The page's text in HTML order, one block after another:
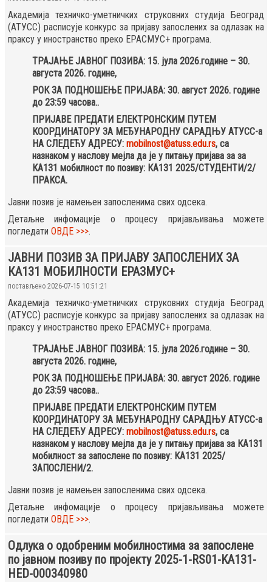
Академија техничко-уметничких струковних студија Београд
(АТУСС) расписује конкурс за пријаву запослених за одлазак на
праксу у иностранство преко ЕРАСМУС+ програма.
ТРАЈАЊЕ ЈАВНОГ ПОЗИВА: 15. јула 2026.године – 30.
августа 2026. године,
РОК ЗА ПОДНОШЕЊЕ ПРИЈАВА: 30. август 2026. године
до 23:59 часова..
ПРИЈАВЕ ПРЕДАТИ ЕЛЕКТРОНСКИМ ПУТЕМ
КООРДИНАТОРУ ЗА МЕЂУНАРОДНУ САРАДЊУ АТУСС-а
НА СЛЕДЕЋУ АДРЕСУ: mobilnost@atuss.edu.rs, са
назнаком у наслову мејла да је у питању пријава за за
КА131 мобилност по позиву: КА131 2025/СТУДЕНТИ/2/
ПРАКСА.
Јавни позив је намењен запосленима свих одсека.
Детаљне инфомације о процесу пријављивања можете
погледати ОВДЕ >>>.
ЈАВНИ ПОЗИВ ЗА ПРИЈАВУ ЗАПОСЛЕНИХ ЗА
КА131 МОБИЛНОСТИ ЕРАЗМУС+
постављено 2026-07-15 10:51:21
Академија техничко-уметничких струковних студија Београд
(АТУСС) расписује конкурс за пријаву запослених за одлазак на
праксу у иностранство преко ЕРАСМУС+ програма.
ТРАЈАЊЕ ЈАВНОГ ПОЗИВА: 15. јула 2026.године – 30.
августа 2026. године,
РОК ЗА ПОДНОШЕЊЕ ПРИЈАВА: 30. август 2026. године
до 23:59 часова..
ПРИЈАВЕ ПРЕДАТИ ЕЛЕКТРОНСКИМ ПУТЕМ
КООРДИНАТОРУ ЗА МЕЂУНАРОДНУ САРАДЊУ АТУСС-а
НА СЛЕДЕЋУ АДРЕСУ: mobilnost@atuss.edu.rs, са
назнаком у наслову мејла да је у питању пријава за КА131
мобилност за запослене по позиву: КА131 2025/
ЗАПОСЛЕНИ/2.
Јавни позив је намењен запосленима свих одсека.
Детаљне инфомације о процесу пријављивања можете
погледати ОВДЕ >>>.
Одлука о одобреним мобилностима за запослене
по јавном позиву по пројекту 2025-1-RS01-KA131-
HED-000340980